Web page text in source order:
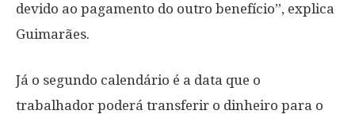
devido ao pagamento do outro benefício”, explica
Guimarães.
Já o segundo calendário é a data que o
trabalhador poderá transferir o dinheiro para o